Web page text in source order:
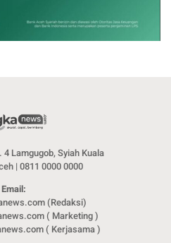
Lamgugob, Syiah Kuala
| 0811 0000 0000
Email:
(Redaksi)
( Marketing )
( Kerjasama )